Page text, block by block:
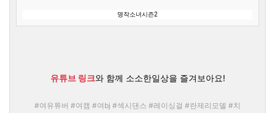
명작소녀시즌2
유튜브 링크와 함께 소소한일상을 즐겨보아요!
#여유튜버 #여캠 #여bj #섹시댄스 #레이싱걸 #란제리모델 #치